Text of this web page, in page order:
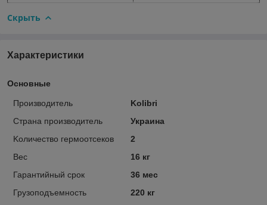
Скрыть
Характеристики
Основные
Производитель
Kolibri
Страна производитель
Украина
Kоличество гермоотсеков
2
Вес
16 кг
Гарантийный срок
36 мес
Грузоподъемность
220 кг